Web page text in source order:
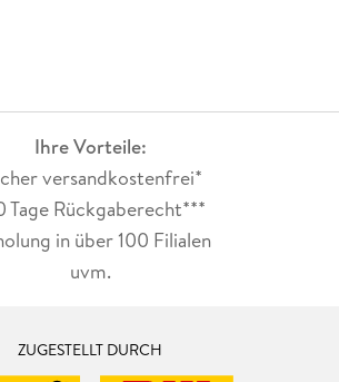
Ihre Vorteile:
versandkostenfrei*
Tage Rückgaberecht***
in über 100 Filialen
uvm.
ZUGESTELLT DURCH